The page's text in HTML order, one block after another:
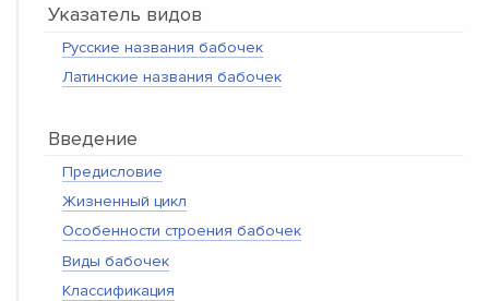
Указатель видов
Русские названия бабочек
Латинские названия бабочек
Введение
Предисловие
Жизненный цикл
Особенности строения бабочек
Виды бабочек
Классификация